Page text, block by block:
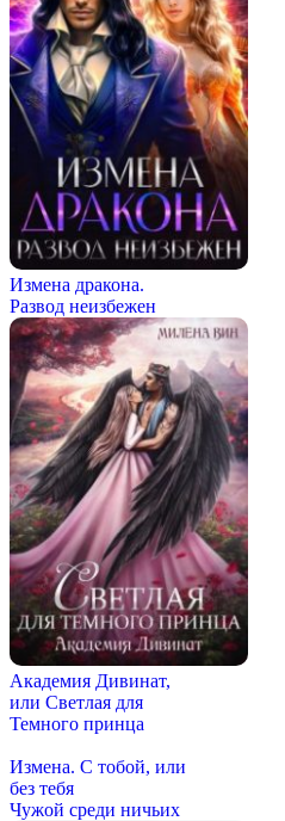
Измена дракона.
Развод неизбежен
Академия Дивинат,
или Светлая для
Темного принца
Измена. С тобой, или
без тебя
Чужой среди ничьих